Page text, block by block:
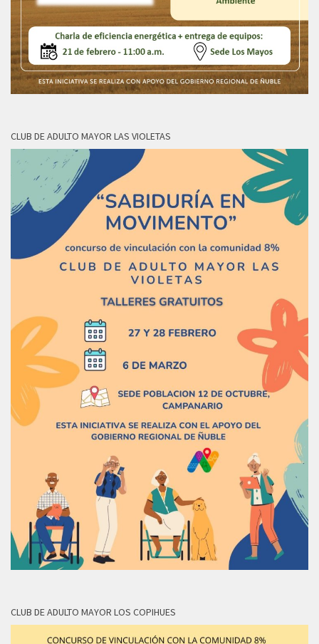
CLUB DE ADULTO MAYOR LAS VIOLETAS
CLUB DE ADULTO MAYOR LOS COPIHUES